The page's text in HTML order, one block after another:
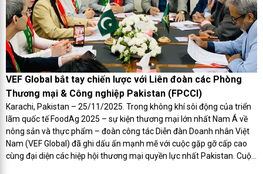
VEF Global bắt tay chiến lược với Liên đoàn các Phòng
Thương mại & Công nghiệp Pakistan (FPCCI)
Karachi, Pakistan – 25/11/2025. Trong không khí sôi động của triển
lãm quốc tế FoodAg 2025 – sự kiện thương mại lớn nhất Nam Á về
nông sản và thực phẩm – đoàn công tác Diễn đàn Doanh nhân Việt
Nam (VEF Global) đã ghi dấu ấn mạnh mẽ với cuộc gặp gỡ cấp cao
cùng đại diện các hiệp hội thương mại quyền lực nhất Pakistan. Cuộc